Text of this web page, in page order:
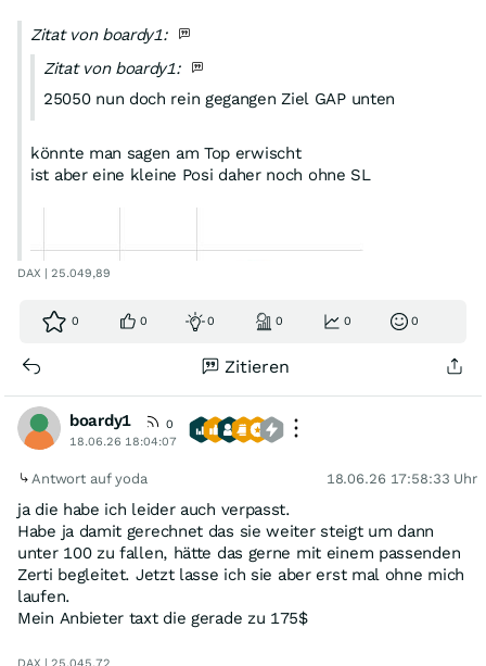
Zitat von boardy1:
Zitat von boardy1:
25050 nun doch rein gegangen Ziel GAP unten
könnte man sagen am Top erwischt
ist aber eine kleine Posi daher noch ohne SL
DAX | 25.049,89
0 0 0 0 0 0
Zitieren
boardy1
0
18.06.26 18:04:07
Antwort auf yoda 18.06.26 17:58:33 Uhr
ja die habe ich leider auch verpasst.
Habe ja damit gerechnet das sie weiter steigt um dann
unter 100 zu fallen, hätte das gerne mit einem passenden
Zerti begleitet. Jetzt lasse ich sie aber erst mal ohne mich
laufen.
Mein Anbieter taxt die gerade zu 175$